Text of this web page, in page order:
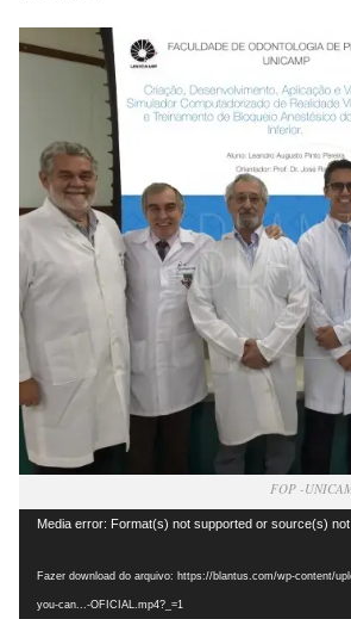
FOP -
Tocador
vídeo
Media error: Format(s) not supported or source(s)
Fazer download do arquivo: https://blantus.com/wp-content/
you-can...-OFICIAL.mp4?_=1